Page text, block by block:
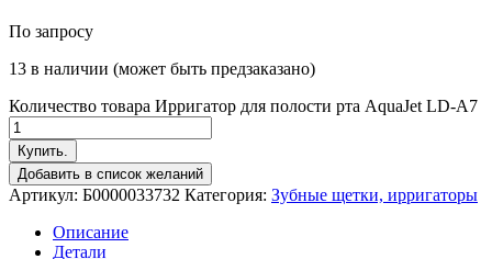
По запросу
13 в наличии (может быть предзаказано)
Количество товара Ирригатор для полости рта AquaJet LD-A7
Купить.
Добавить в список желаний
Артикул: Б0000033732 Категория: Зубные щетки, ирригаторы
Описание
Детали